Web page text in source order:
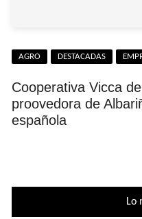
AGRO DESTACADAS
Cooperativa Vicca
proovedora de
española
Lo